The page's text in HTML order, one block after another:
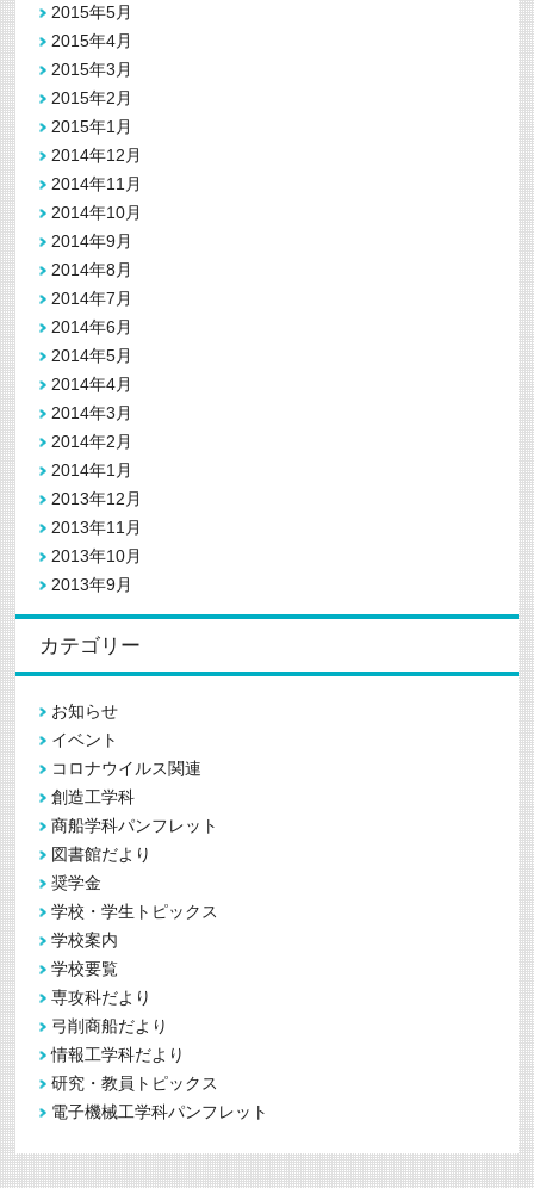
2015年5月
2015年4月
2015年3月
2015年2月
2015年1月
2014年12月
2014年11月
2014年10月
2014年9月
2014年8月
2014年7月
2014年6月
2014年5月
2014年4月
2014年3月
2014年2月
2014年1月
2013年12月
2013年11月
2013年10月
2013年9月
カテゴリー
お知らせ
イベント
コロナウイルス関連
創造工学科
商船学科パンフレット
図書館だより
奨学金
学校・学生トピックス
学校案内
学校要覧
専攻科だより
弓削商船だより
情報工学科だより
研究・教員トピックス
電子機械工学科パンフレット